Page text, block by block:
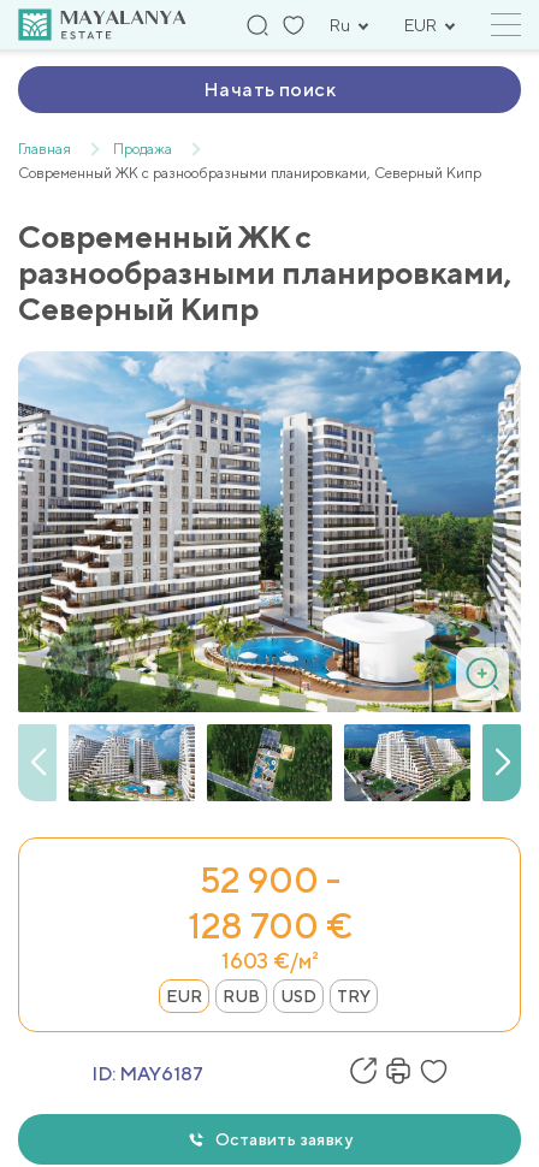
Ru EUR
Начать поиск
Главная
Продажа
Современный ЖК с разнообразными планировками, Северный Кипр
Современный ЖК с
разнообразными планировками,
Северный Кипр
52 900 -
128 700 €
1603 €/м²
EUR RUB USD TRY
ID: MAY6187
Оставить заявку